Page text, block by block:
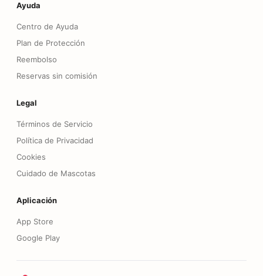
Ayuda
Centro de Ayuda
Plan de Protección
Reembolso
Reservas sin comisión
Legal
Términos de Servicio
Política de Privacidad
Cookies
Cuidado de Mascotas
Aplicación
App Store
Google Play